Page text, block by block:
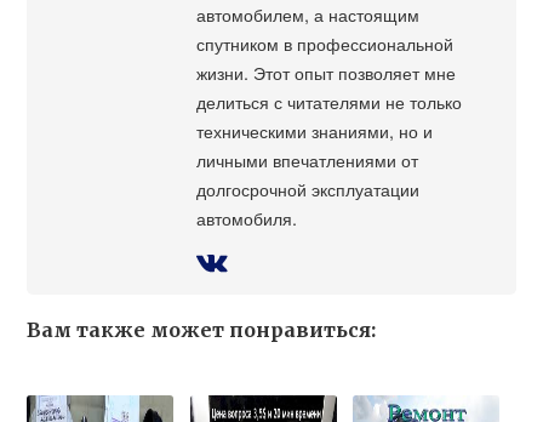
автомобилем, а настоящим
спутником в профессиональной
жизни. Этот опыт позволяет мне
делиться с читателями не только
техническими знаниями, но и
личными впечатлениями от
долгосрочной эксплуатации
автомобиля.
Вам также может понравиться: